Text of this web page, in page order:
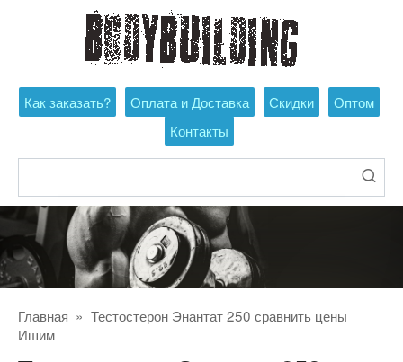
Как заказать? Оплата и Доставка Скидки
Оптом
Контакты
Главная » Тестостерон Энантат 250 сравнить цены
Ишим